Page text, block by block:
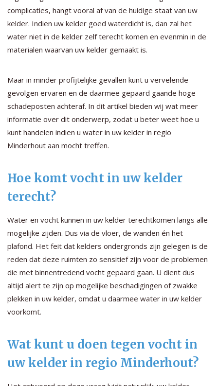
complicaties, hangt vooral af van de huidige staat van uw
kelder. Indien uw kelder goed waterdicht is, dan zal het
water niet in de kelder zelf terecht komen en evenmin in de
materialen waarvan uw kelder gemaakt is.
Maar in minder profijtelijke gevallen kunt u vervelende
gevolgen ervaren en de daarmee gepaard gaande hoge
schadeposten achteraf. In dit artikel bieden wij wat meer
informatie over dit onderwerp, zodat u beter weet hoe u
kunt handelen indien u water in uw kelder in regio
Minderhout aan mocht treffen.
Hoe komt vocht in uw kelder
terecht?
Water en vocht kunnen in uw kelder terechtkomen langs alle
mogelijke zijden. Dus via de vloer, de wanden én het
plafond. Het feit dat kelders ondergronds zijn gelegen is de
reden dat deze ruimten zo sensitief zijn voor de problemen
die met binnentredend vocht gepaard gaan. U dient dus
altijd alert te zijn op mogelijke beschadigingen of zwakke
plekken in uw kelder, omdat u daarmee water in uw kelder
voorkomt.
Wat kunt u doen tegen vocht in
uw kelder in regio Minderhout?